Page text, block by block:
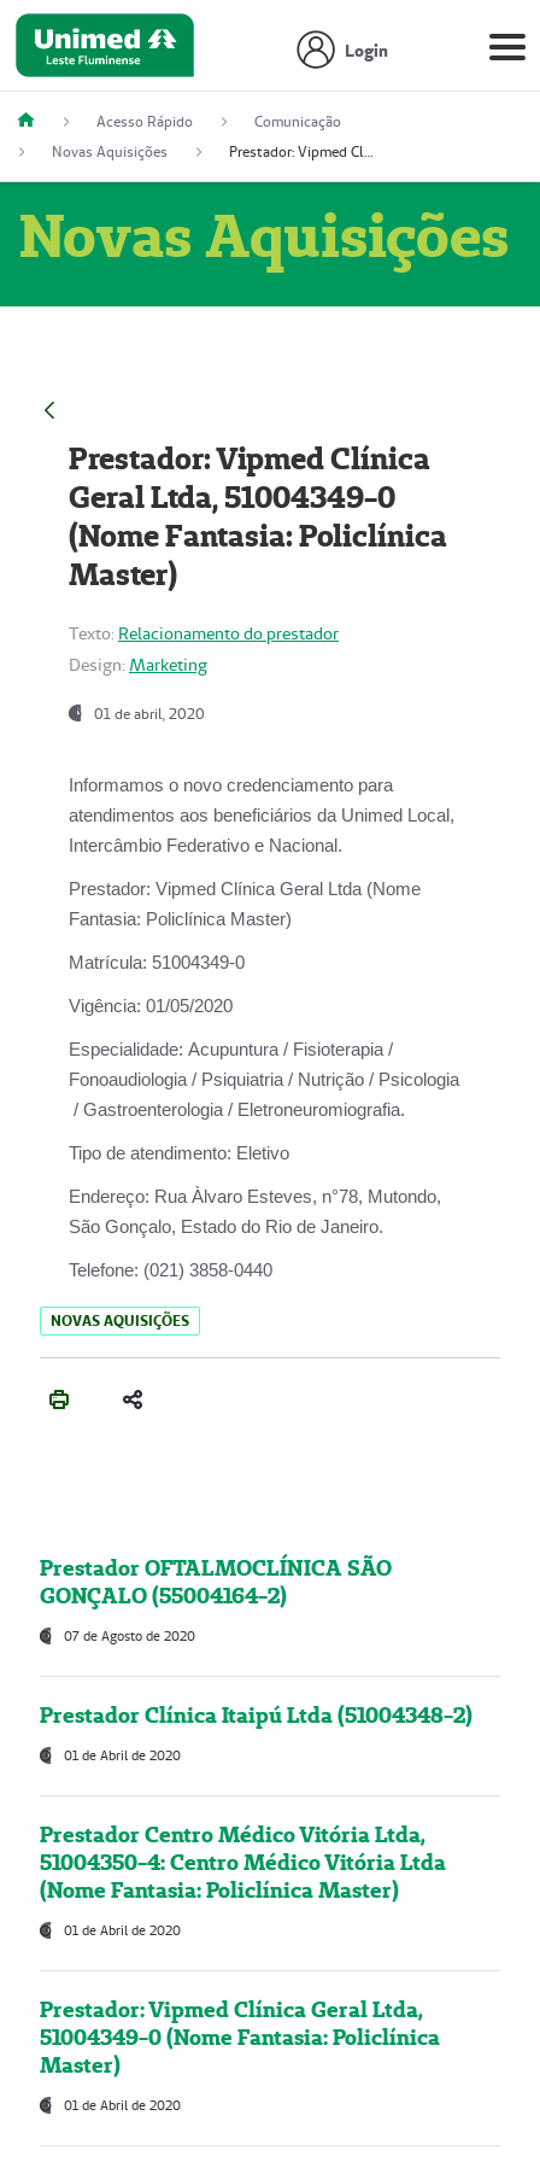
Login
Acesso Rápido
Comunicação
Novas Aquisições
Prestador: Vipmed Clínica Geral Ltda, 51004349-0 (Nome Fantasia: Policlínica Master)
Novas Aquisições
Prestador: Vipmed Clínica
Geral Ltda, 51004349-0
(Nome Fantasia: Policlínica
Master)
Texto: Relacionamento do prestador
Design: Marketing
01 de abril, 2020
Informamos o novo credenciamento para
atendimentos aos beneficiários da Unimed Local,
Intercâmbio Federativo e Nacional.
Prestador: Vipmed Clínica Geral Ltda (Nome
Fantasia: Policlínica Master)
Matrícula: 51004349-0
Vigência: 01/05/2020
Especialidade: Acupuntura / Fisioterapia /
Fonoaudiologia / Psiquiatria / Nutrição / Psicologia
/ Gastroenterologia / Eletroneuromiografia.
Tipo de atendimento: Eletivo
Endereço: Rua Àlvaro Esteves, n°78, Mutondo,
São Gonçalo, Estado do Rio de Janeiro.
Telefone: (021) 3858-0440
NOVAS AQUISIÇÕES
Prestador OFTALMOCLÍNICA SÃO
GONÇALO (55004164-2)
07 de Agosto de 2020
Prestador Clínica Itaipú Ltda (51004348-2)
01 de Abril de 2020
Prestador Centro Médico Vitória Ltda,
51004350-4: Centro Médico Vitória Ltda
(Nome Fantasia: Policlínica Master)
01 de Abril de 2020
Prestador: Vipmed Clínica Geral Ltda,
51004349-0 (Nome Fantasia: Policlínica
Master)
01 de Abril de 2020